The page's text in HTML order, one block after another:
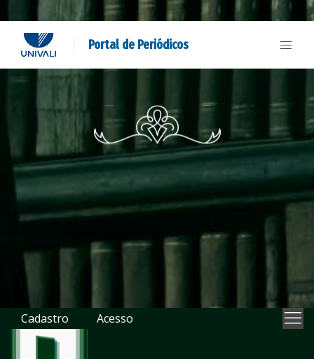
Portal de Periódicos
Cadastro Acesso